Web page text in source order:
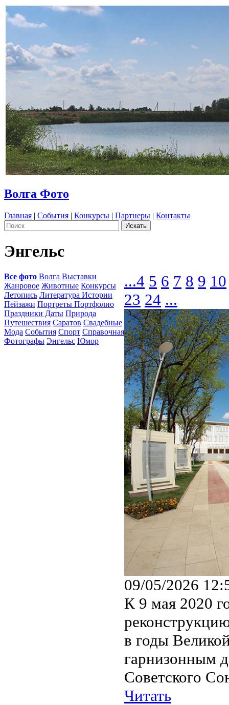
Волга Фото
Главная | События | Конкурсы | Партнеры | Контакты
Энгельс
Все фото Волга Выставки
Жанровое Животные Конкурсы
Летопись Литература Истории
Пейзажи Портреты Портфолио
Праздники Даты Природа
Путешествия Саратов Свадебные
Мода События Спорт Справочная
Фотографы Энгельс Юмор
...4 5 6 7 8 9 10
23 24 ...
09/05/2026
К 9 мая 2020
в годы
гарнизонным
Советского
Читать